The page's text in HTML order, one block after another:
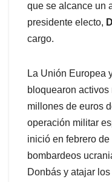
que se alcance un
presidente electo,
cargo.
La Unión Europea
bloquearon
millones de euros
operación militar
inició en febrero
bombardeos
Donbás y atajar